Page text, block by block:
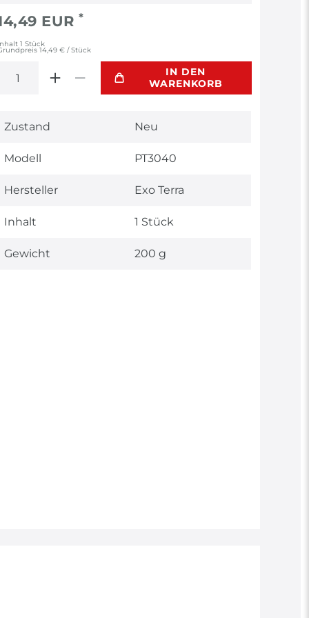
EUR*
1Stück
14,49 € / Stück
IN DEN
WARENKORB
Technisches
Wert
Zustand Neu
Modell PT3040
Hersteller Exo Terra
Inhalt 1 Stück
Gewicht 200 g